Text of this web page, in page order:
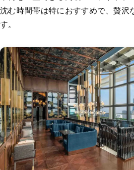
沈む時間帯は特におすすめで、贅沢
す。